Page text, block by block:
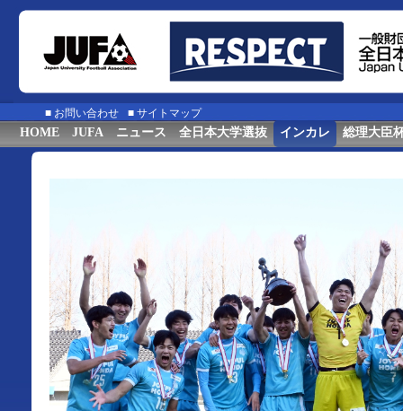
■ お問い合わせ ■ サイトマップ
HOME JUFA ニュース 全日本大学選抜 インカレ 総理大臣